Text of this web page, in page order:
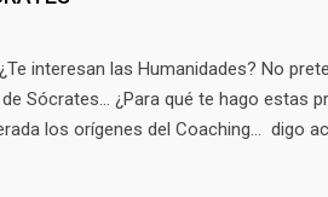
interesan las Humanidades? No
Sócrates… ¿Para qué te hago estas
los orígenes del Coaching… digo